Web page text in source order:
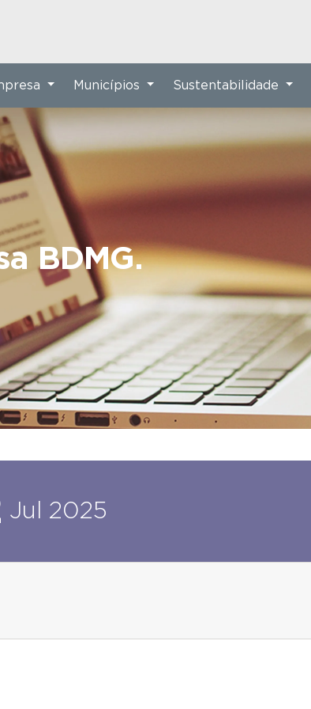
BDMG.
Municípios Sustentabilidade
Jul 2025